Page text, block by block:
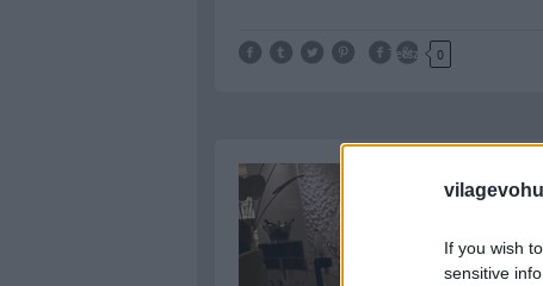
If you wish
sensitive
Tetszik 0